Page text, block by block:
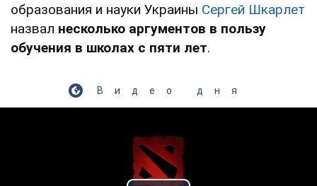
образования и науки Украины Сергей Шкарлет
назвал несколько аргументов в пользу
обучения в школах с пяти лет.
Видео дня